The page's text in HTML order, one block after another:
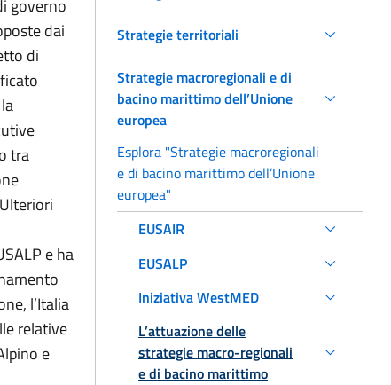
governo
dai
di
tra
e ha
l’Italia
relative
e
Strategie territoriali
Strategie macroregionali e di
bacino marittimo dell’Unione
europea
Esplora "Strategie macroregionali
e di bacino marittimo dell’Unione
europea"
EUSAIR
EUSALP
Iniziativa WestMED
L’attuazione delle
strategie macro-regionali
e di bacino marittimo